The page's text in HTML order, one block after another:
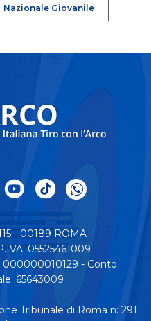
Nazionale Giovanile
- 00189 ROMA
05525461009
000000010129 - Conto
65643009
Tribunale di Roma n: 291